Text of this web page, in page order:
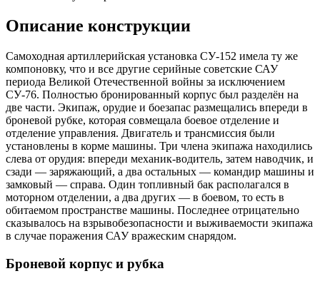
Описание конструкции
Самоходная артиллерийская установка СУ-152 имела ту же
компоновку, что и все другие серийные советские САУ
периода Великой Отечественной войны за исключением
СУ-76. Полностью бронированный корпус был разделён на
две части. Экипаж, орудие и боезапас размещались впереди в
броневой рубке, которая совмещала боевое отделение и
отделение управления. Двигатель и трансмиссия были
установлены в корме машины. Три члена экипажа находились
слева от орудия: впереди механик-водитель, затем наводчик, и
сзади — заряжающий, а два остальных — командир машины и
замковый — справа. Один топливный бак располагался в
моторном отделении, а два других — в боевом, то есть в
обитаемом пространстве машины. Последнее отрицательно
сказывалось на взрывобезопасности и выживаемости экипажа
в случае поражения САУ вражеским снарядом.
Броневой корпус и рубка